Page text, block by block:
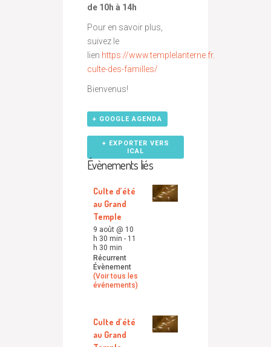
de 10h à 14h
Pour en savoir plus,
suivez le
lien https://www.templelanterne.fr/catechese-
culte-des-familles/
Bienvenus!
+ GOOGLE AGENDA
+ EXPORTER VERS
ICAL
Évènements liés
Culte d’été
au Grand
Temple
9 août @ 10
h 30 min - 11
h 30 min
Récurrent
Évènement
(Voir tous les
événements)
Culte d’été
au Grand